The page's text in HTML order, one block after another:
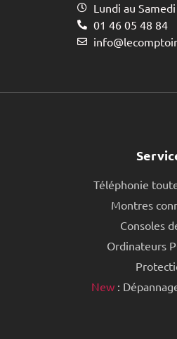
Lundi au
01 46 05 48 84
Téléphonie
Montres
Consoles
Ordinateurs
New: